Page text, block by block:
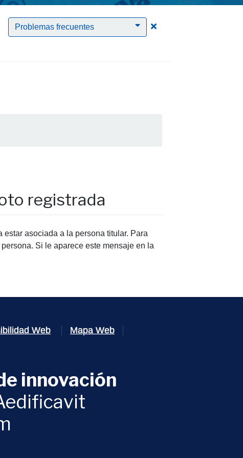
borrar el filtro PTGAS
Problemas frecuentes Clic para borrar el filtro
registrada
asociada a la persona titular. Para
Si le aparece este mensaje en la
Web Mapa Web
ventana)
innovación